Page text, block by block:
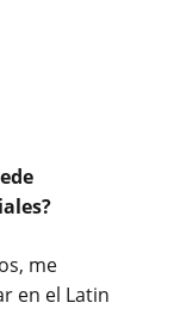
me
en el Latin